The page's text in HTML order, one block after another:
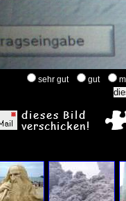
sehr gut gut